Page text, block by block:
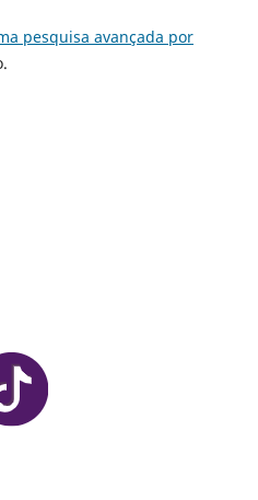
pesquisa avançada por